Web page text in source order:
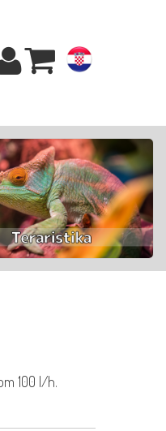
100 l/h.